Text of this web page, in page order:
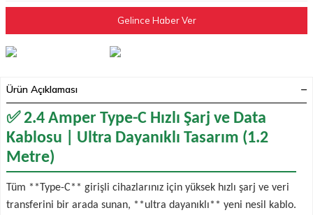
Gelince Haber Ver
Ürün Açıklaması
✅ 2.4 Amper Type-C Hızlı Şarj ve Data
Kablosu | Ultra Dayanıklı Tasarım (1.2
Metre)
Tüm **Type-C** girişli cihazlarınız için yüksek hızlı şarj ve veri
transferini bir arada sunan, **ultra dayanıklı** yeni nesil kablo.